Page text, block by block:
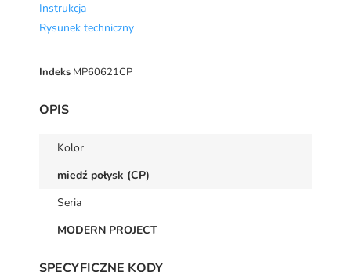
Instrukcja
Rysunek techniczny
Indeks MP60621CP
OPIS
Kolor
miedź połysk (CP)
Seria
MODERN PROJECT
SPECYFICZNE KODY